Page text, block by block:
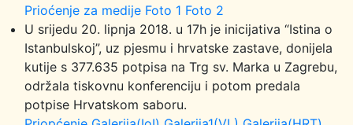
Prioćenje za medije Foto 1 Foto 2
U srijedu 20. lipnja 2018. u 17h je inicijativa “Istina o
Istanbulskoj”, uz pjesmu i hrvatske zastave, donijela
kutije s 377.635 potpisa na Trg sv. Marka u Zagrebu,
održala tiskovnu konferenciju i potom predala
potpise Hrvatskom saboru.